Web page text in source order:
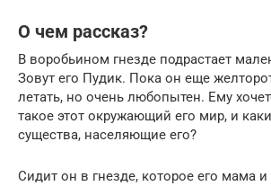
О чем рассказ?
В воробьином гнезде подрастает
Зовут его Пудик. Пока он еще
летать, но очень любопытен. Ему
такое этот окружающий его мир, и
существа, населяющие его?
Сидит он в гнезде, которое его мама и